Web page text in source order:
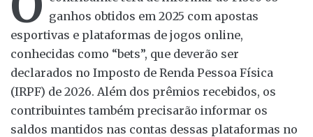
ganhos obtidos em 2025 com apostas
esportivas e plataformas de jogos online,
conhecidas como “bets”, que deverão ser
declarados no Imposto de Renda Pessoa Física
(IRPF) de 2026. Além dos prêmios recebidos, os
contribuintes também precisarão informar os
saldos mantidos nas contas dessas plataformas no